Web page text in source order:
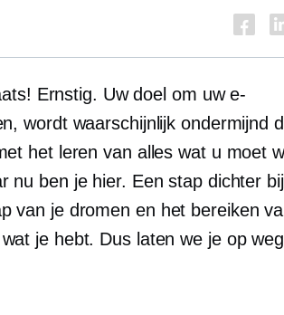
Ernstig. Uw doel om uw e-
wordt waarschijnlijk ondermijnd
het leren van alles wat u moet
nu ben je hier. Een stap dichter
van je dromen en het bereiken
je hebt. Dus laten we je op